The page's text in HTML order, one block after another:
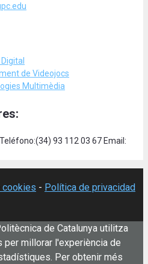
de Videojocs
Multimèdia
93 112 03 67 Email:
cookies - Política de privacidad
de Catalunya utilitza
millorar l'experiència de
Per obtenir més